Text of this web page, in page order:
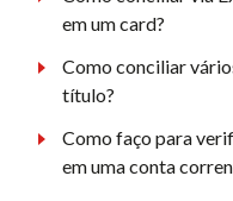
em um card?
Como conciliar
título?
Como faço para
em uma conta